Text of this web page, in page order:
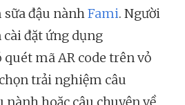
sữa đậu nành Fami. Người
đặt ứng dụng
quét mã AR code trên vỏ
trải nghiệm câu
nành hoặc câu chuyện về